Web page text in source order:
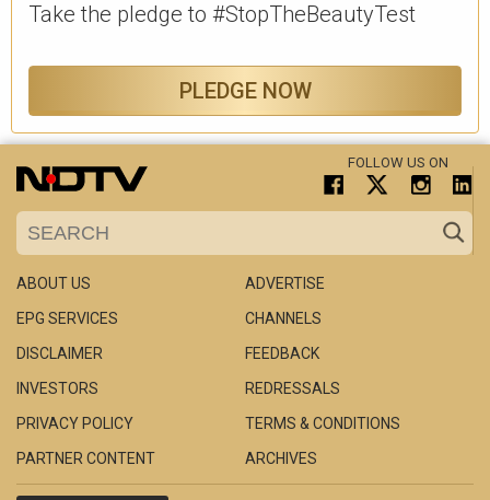
Take the pledge to #StopTheBeautyTest
PLEDGE NOW
FOLLOW US ON
ABOUT US
ADVERTISE
EPG SERVICES
CHANNELS
DISCLAIMER
FEEDBACK
INVESTORS
REDRESSALS
PRIVACY POLICY
TERMS & CONDITIONS
PARTNER CONTENT
ARCHIVES